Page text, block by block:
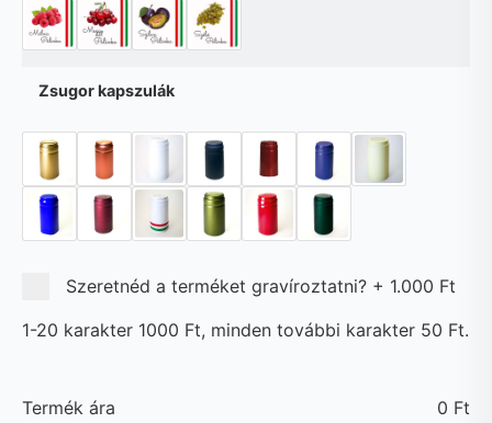
Zsugor kapszulák
Szeretnéd a terméket gravíroztatni? + 1.000 Ft
1-20 karakter 1000 Ft, minden további karakter 50 Ft.
Termék ára 0 Ft